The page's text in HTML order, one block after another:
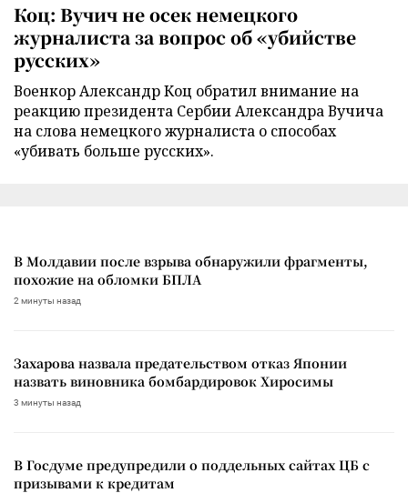
Коц: Вучич не осек немецкого
журналиста за вопрос об «убийстве
русских»
Военкор Александр Коц обратил внимание на
реакцию президента Сербии Александра Вучича
на слова немецкого журналиста о способах
«убивать больше русских».
В Молдавии после взрыва обнаружили фрагменты,
похожие на обломки БПЛА
2 минуты назад
Захарова назвала предательством отказ Японии
назвать виновника бомбардировок Хиросимы
3 минуты назад
В Госдуме предупредили о поддельных сайтах ЦБ с
призывами к кредитам